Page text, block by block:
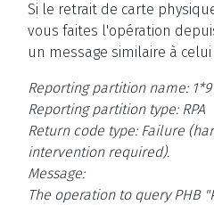
Si le retrait de carte
vous faites l'opération
un message similaire à
Reporting partition name:
Reporting partition type: RPA
Return code type: Failure
intervention required).
Message:
The operation to query PHB